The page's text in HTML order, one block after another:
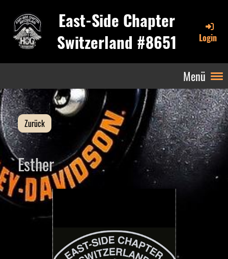
East-Side Chapter
Switzerland #8651
Login
Menü
Zurück
Esther